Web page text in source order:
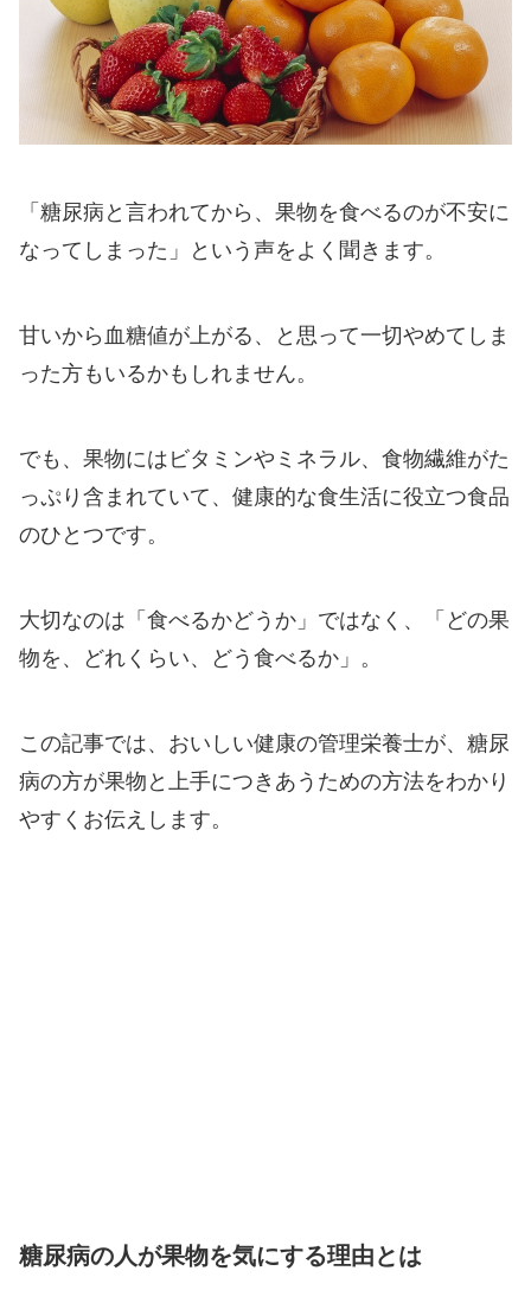
「糖尿病と言われてから、果物を食べるのが不安に
なってしまった」という声をよく聞きます。
甘いから血糖値が上がる、と思って一切やめてしま
った方もいるかもしれません。
でも、果物にはビタミンやミネラル、食物繊維がた
っぷり含まれていて、健康的な食生活に役立つ食品
のひとつです。
大切なのは「食べるかどうか」ではなく、「どの果
物を、どれくらい、どう食べるか」。
この記事では、おいしい健康の管理栄養士が、糖尿
病の方が果物と上手につきあうための方法をわかり
やすくお伝えします。
糖尿病の人が果物を気にする理由とは